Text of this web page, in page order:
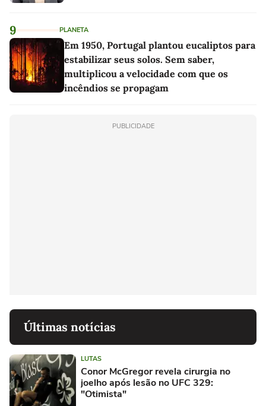
9 PLANETA
Em 1950, Portugal plantou eucaliptos para
estabilizar seus solos. Sem saber,
multiplicou a velocidade com que os
incêndios se propagam
PUBLICIDADE
Últimas notícias
LUTAS
Conor McGregor revela cirurgia no
joelho após lesão no UFC 329:
"Otimista"